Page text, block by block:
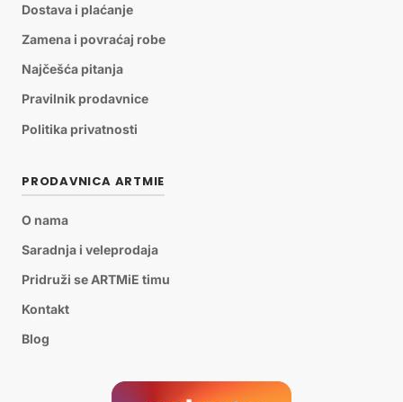
Dostava i plaćanje
Zamena i povraćaj robe
Najčešća pitanja
Pravilnik prodavnice
Politika privatnosti
PRODAVNICA ARTMIE
O nama
Saradnja i veleprodaja
Pridruži se ARTMiE timu
Kontakt
Blog